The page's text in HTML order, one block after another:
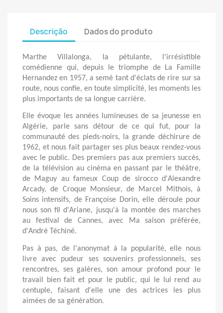
Descrição Dados do produto
Marthe Villalonga, la pétulante, l'irrésistible
comédienne qui, depuis le triomphe de La Famille
Hernandez en 1957, a semé tant d'éclats de rire sur sa
route, nous confie, en toute simplicité, les moments les
plus importants de sa longue carrière.
Elle évoque les années lumineuses de sa jeunesse en
Algérie, parle sans détour de ce qui fut, pour la
communauté des pieds-noirs, la grande déchirure de
1962, et nous fait partager ses plus beaux rendez-vous
avec le public. Des premiers pas aux premiers succès,
de la télévision au cinéma en passant par le théâtre,
de Maguy au fameux Coup de sirocco d'Alexandre
Arcady, de Croque Monsieur, de Marcel Mithois, à
Soins intensifs, de Françoise Dorin, elle déroule pour
nous son fil d'Ariane, jusqu'à la montée des marches
au festival de Cannes, avec Ma saison préférée,
d'André Téchiné.
Pas à pas, de l'anonymat à la popularité, elle nous
livre avec pudeur ses souvenirs professionnels, ses
rencontres, ses galères, son amour profond pour le
travail bien fait et pour le public, qui le lui rend au
centuple, faisant d'elle une des actrices les plus
aimées de sa génération.